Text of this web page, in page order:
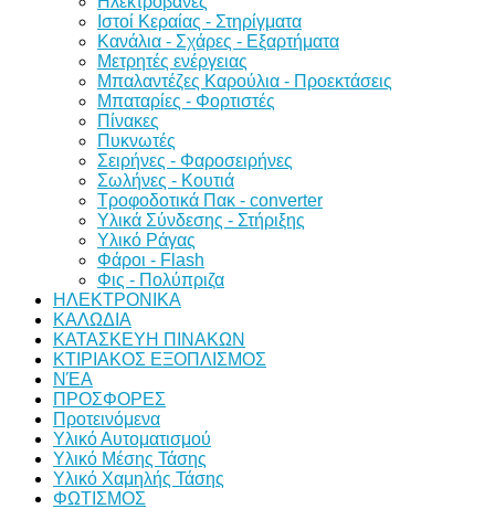
Ιστοί Κεραίας - Στηρίγματα
Κανάλια - Σχάρες - Εξαρτήματα
Μετρητές ενέργειας
Μπαλαντέζες Καρούλια - Προεκτάσεις
Μπαταρίες - Φορτιστές
Πίνακες
Πυκνωτές
Σειρήνες - Φαροσειρήνες
Σωλήνες - Κουτιά
Τροφοδοτικά Πακ - converter
Υλικά Σύνδεσης - Στήριξης
Υλικό Ράγας
Φάροι - Flash
Φις - Πολύπριζα
ΗΛΕΚΤΡΟΝΙΚΑ
ΚΑΛΩΔΙΑ
ΚΑΤΑΣΚΕΥΗ ΠΙΝΑΚΩΝ
ΚΤΙΡΙΑΚΟΣ ΕΞΟΠΛΙΣΜΟΣ
ΝΈΑ
ΠΡΟΣΦΟΡΕΣ
Προτεινόμενα
Υλικό Αυτοματισμού
Υλικό Μέσης Τάσης
Υλικό Χαμηλής Τάσης
ΦΩΤΙΣΜΟΣ